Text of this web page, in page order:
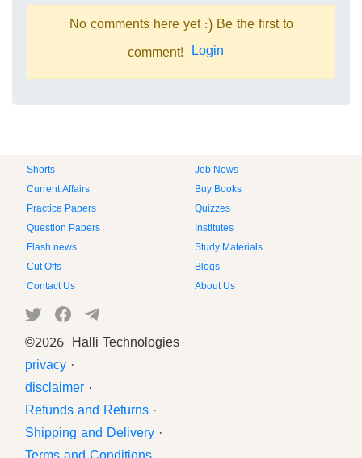
No comments here yet :) Be the first to
comment! Login
Shorts
Job News
Current Affairs
Buy Books
Practice Papers
Quizzes
Question Papers
Institutes
Flash news
Study Materials
Cut Offs
Blogs
Contact Us
About Us
©2026 Halli Technologies
privacy ·
disclaimer ·
Refunds and Returns ·
Shipping and Delivery ·